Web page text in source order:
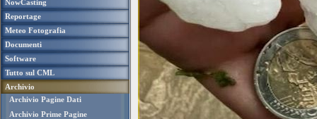
NowCasting
Reportage
Meteo Fotografia
Documenti
Software
Tutto sul CML
Archivio
Archivio Pagine Dati
Archivio Prime Pagine